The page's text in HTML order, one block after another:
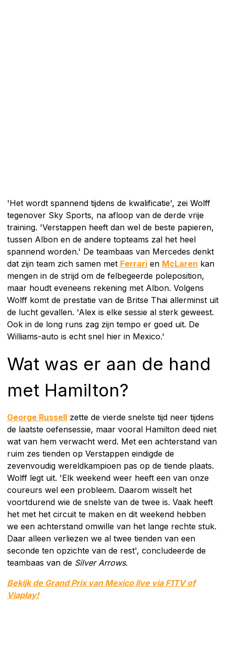
'Het wordt spannend tijdens de kwalificatie', zei Wolff
tegenover Sky Sports, na afloop van de derde vrije
training. 'Verstappen heeft dan wel de beste papieren,
tussen Albon en de andere topteams zal het heel
spannend worden.' De teambaas van Mercedes denkt
dat zijn team zich samen met Ferrari en McLaren kan
mengen in de strijd om de felbegeerde poleposition,
maar houdt eveneens rekening met Albon. Volgens
Wolff komt de prestatie van de Britse Thai allerminst uit
de lucht gevallen. 'Alex is elke sessie al sterk geweest.
Ook in de long runs zag zijn tempo er goed uit. De
Williams-auto is echt snel hier in Mexico.'
Wat was er aan de hand
met Hamilton?
George Russell zette de vierde snelste tijd neer tijdens
de laatste oefensessie, maar vooral Hamilton deed niet
wat van hem verwacht werd. Met een achterstand van
ruim zes tienden op Verstappen eindigde de
zevenvoudig wereldkampioen pas op de tiende plaats.
Wolff legt uit. 'Elk weekend weer heeft een van onze
coureurs wel een probleem. Daarom wisselt het
voortdurend wie de snelste van de twee is. Vaak heeft
het met het circuit te maken en dit weekend hebben
we een achterstand omwille van het lange rechte stuk.
Daar alleen verliezen we al twee tienden van een
seconde ten opzichte van de rest', concludeerde de
teambaas van de Silver Arrows.
Bekijk de Grand Prix van Mexico live via F1TV of
Viaplay!